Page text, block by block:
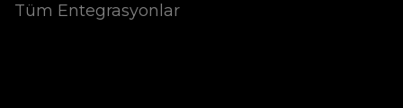
Tüm Entegrasyonlar